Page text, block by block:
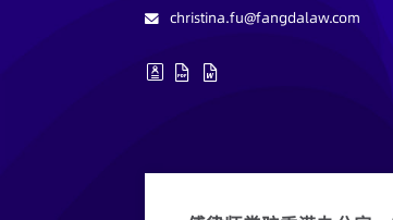
christina.fu@fangdalaw.com